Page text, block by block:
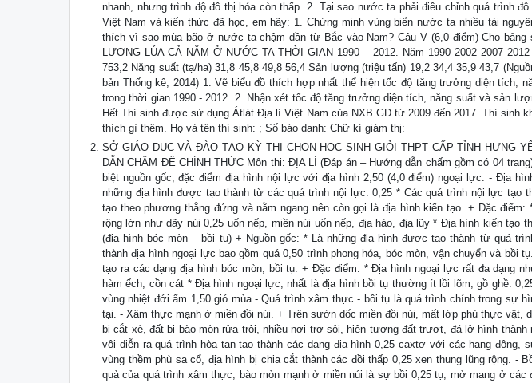
nhanh, nhưng trình độ đô thị hóa còn thấp. 2. Tại sao nước ta phải điều chỉnh quá trình
Việt Nam và kiến thức đã học, em hãy: 1. Chứng minh vùng biển nước ta nhiều tài
thích vì sao mùa bão ở nước ta chậm dần từ Bắc vào Nam? Câu V (6,0 điểm) Cho bảng
LƯỢNG LÚA CẢ NĂM Ở NƯỚC TA THỜI GIAN 1990 – 2012. Năm 1990 2002 2007
753,2 Năng suất (tạ/ha) 31,8 45,8 49,8 56,4 Sản lượng (triệu tấn) 19,2 34,4 35,9 43,7
bản Thống kê, 2014) 1. Vẽ biểu đồ thích hợp nhất thể hiện tốc độ tăng trưởng diện tích,
trong thời gian 1990 - 2012. 2. Nhận xét tốc độ tăng trưởng diện tích, năng suất và sản
Hết Thí sinh được sử dụng Átlát Địa lí Việt Nam của NXB GD từ 2009 đến 2017. Thí sinh
thích gì thêm. Họ và tên thí sinh: ; Số báo danh: Chữ kí giám thị:
SỞ GIÁO DỤC VÀ ĐÀO TẠO KỲ THI CHỌN HỌC SINH GIỎI THPT CẤP TỈNH HƯNG
DẪN CHẤM ĐỀ CHÍNH THỨC Môn thi: ĐỊA LÍ (Đáp án – Hướng dẫn chấm gồm có 04
biệt nguồn gốc, đặc điểm địa hình nội lực với địa hình 2,50 (4,0 điểm) ngoại lực. - Địa
những địa hình được tạo thành từ các quá trình nội lực. 0,25 * Các quá trình nội lực tạo
tạo theo phương thẳng đứng và nằm ngang nên còn gọi là địa hình kiến tạo. + Đặc
rộng lớn như dãy núi 0,25 uốn nếp, miền núi uốn nếp, địa hào, địa lũy * Địa hình kiến tạo
(địa hình bóc mòn – bồi tụ) + Nguồn gốc: * Là những địa hình được tạo thành từ quá
thành địa hình ngoại lực bao gồm quá 0,50 trình phong hóa, bóc mòn, vận chuyển và bồi
tạo ra các dạng địa hình bóc mòn, bồi tụ. + Đặc điểm: * Địa hình ngoại lực rất đa dạng
hàm ếch, cồn cát * Địa hình ngoại lực, nhất là địa hình bồi tụ thường ít lồi lõm, gồ ghề.
vùng nhiệt đới ẩm 1,50 gió mùa - Quá trình xâm thực - bồi tụ là quá trình chính trong sự
tại. - Xâm thực mạnh ở miền đồi núi. + Trên sườn dốc miền đồi núi, mất lớp phủ thực vật,
bị cắt xẻ, đất bị bào mòn rửa trôi, nhiều nơi trơ sỏi, hiện tượng đất trượt, đá lở hình
vôi diễn ra quá trình hòa tan tạo thành các dạng địa hình 0,25 caxtơ với các hang động,
vùng thềm phù sa cổ, địa hình bị chia cắt thành các đồi thấp 0,25 xen thung lũng rộng. -
quả của quá trình xâm thực, bào mòn mạnh ở miền núi là sự bồi 0,25 tụ, mở mang ở các